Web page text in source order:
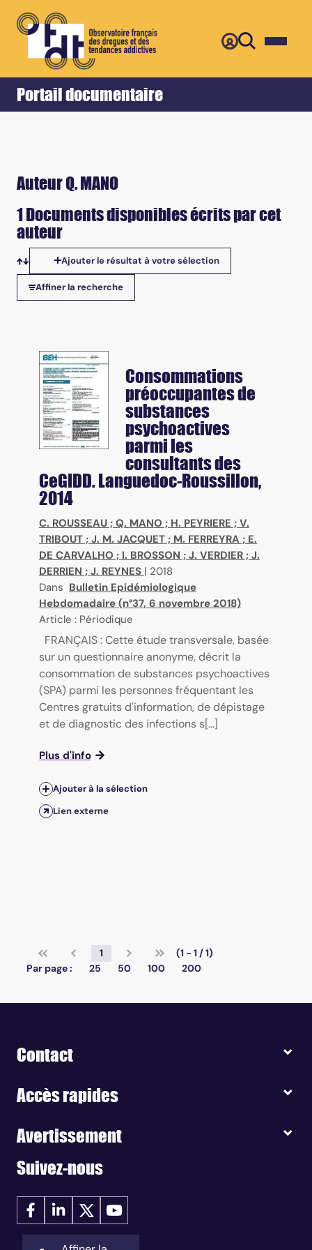
Portail documentaire
Accueil Retour
Auteur Q. MANO
1 Documents disponibles écrits par cet
auteur
Tris disponibles
Ajouter le résultat à votre sélection
Affiner la recherche
Consommations
préoccupantes de
substances
psychoactives
parmi les
consultants des
CeGIDD. Languedoc-Roussillon,
2014
C. ROUSSEAU ; Q. MANO ; H. PEYRIERE ; V.
TRIBOUT ; J. M. JACQUET ; M. FERREYRA ; E.
DE CARVALHO ; I. BROSSON ; J. VERDIER ; J.
DERRIEN ; J. REYNES | 2018
Dans Bulletin Epidémiologique
Hebdomadaire (n°37, 6 novembre 2018)
Article : Périodique
FRANÇAIS : Cette étude transversale, basée
sur un questionnaire anonyme, décrit la
consommation de substances psychoactives
(SPA) parmi les personnes fréquentant les
Centres gratuits d'information, de dépistage
et de diagnostic des infections s[...]
Plus d'info
Ajouter à la sélection
Lien externe
1
(1 - 1 / 1)
Par page :
25 50 100 200
Contact
Accès rapides
Avertissement
Suivez-nous